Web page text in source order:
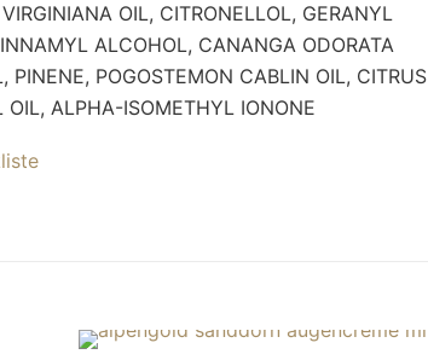
OIL, CITRONELLOL, GERANYL
ALCOHOL, CANANGA ODORATA
PINENE, POGOSTEMON CABLIN OIL, CITRUS
OIL, ALPHA-ISOMETHYL IONONE